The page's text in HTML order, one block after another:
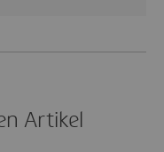
Artikel